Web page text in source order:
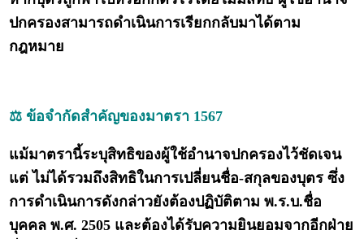
ปกครองสามารถดำเนินการเรียกกลับมาได้ตาม
กฎหมาย
⚖️ ข้อจำกัดสำคัญของมาตรา 1567
แม้มาตรานี้ระบุสิทธิของผู้ใช้อำนาจปกครองไว้ชัดเจน
แต่ ไม่ได้รวมถึงสิทธิในการเปลี่ยนชื่อ-สกุลของบุตร ซึ่ง
การดำเนินการดังกล่าวยังต้องปฏิบัติตาม พ.ร.บ.ชื่อ
บุคคล พ.ศ. 2505 และต้องได้รับความยินยอมจากอีกฝ่าย